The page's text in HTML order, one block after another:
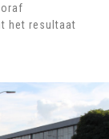
het resultaat